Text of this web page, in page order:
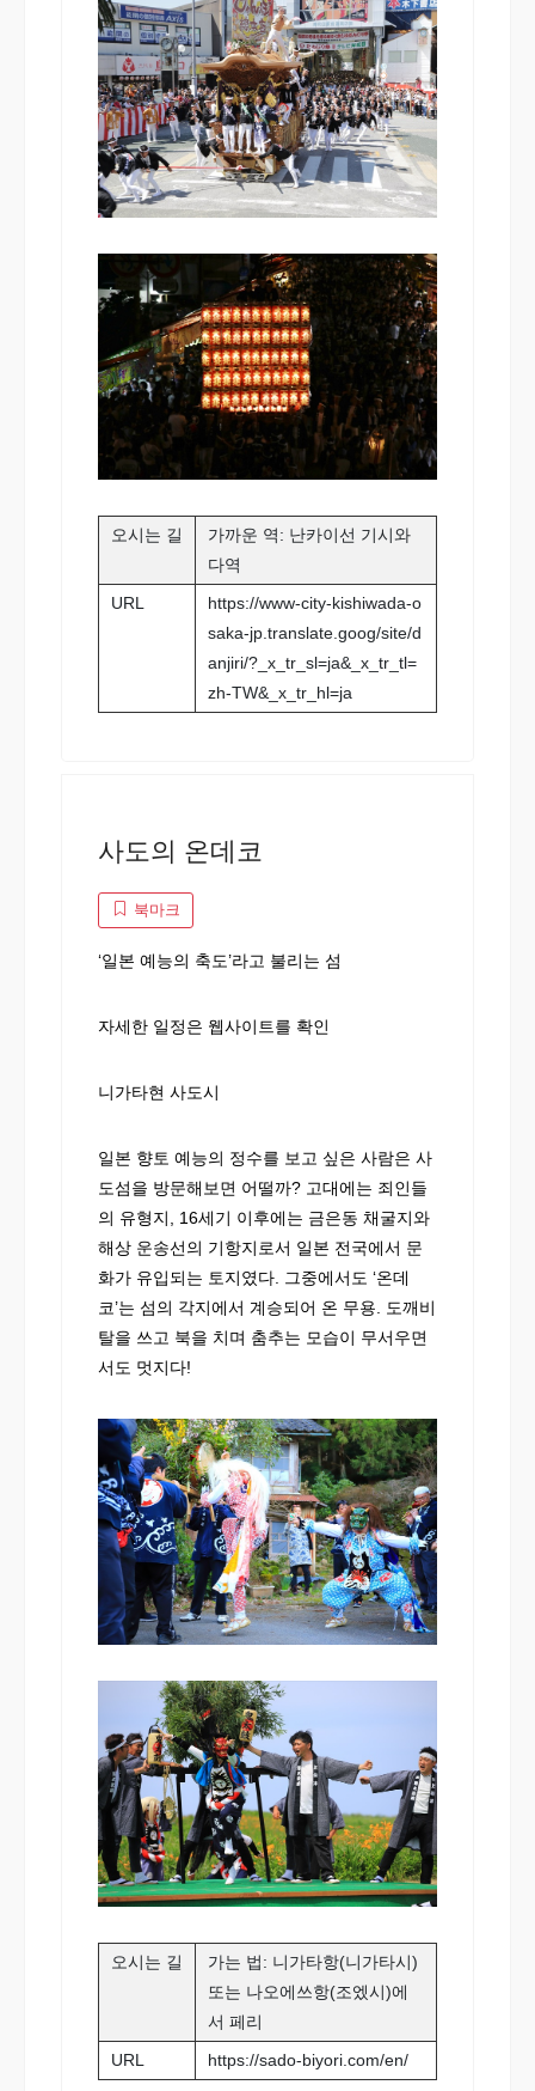
오시는 길
가까운 역: 난카이선 기시와
다역
URL
https://www-city-kishiwada-o
saka-jp.translate.goog/site/d
anjiri/?_x_tr_sl=ja&_x_tr_tl=
zh-TW&_x_tr_hl=ja
사도의 온데코
북마크
‘일본 예능의 축도’라고 불리는 섬
자세한 일정은 웹사이트를 확인
니가타현 사도시
일본 향토 예능의 정수를 보고 싶은 사람은 사
도섬을 방문해보면 어떨까? 고대에는 죄인들
의 유형지, 16세기 이후에는 금은동 채굴지와
해상 운송선의 기항지로서 일본 전국에서 문
화가 유입되는 토지였다. 그중에서도 ‘온데
코’는 섬의 각지에서 계승되어 온 무용. 도깨비
탈을 쓰고 북을 치며 춤추는 모습이 무서우면
서도 멋지다!
오시는 길
가는 법: 니가타항(니가타시)
또는 나오에쓰항(조엤시)에
서 페리
URL
https://sado-biyori.com/en/